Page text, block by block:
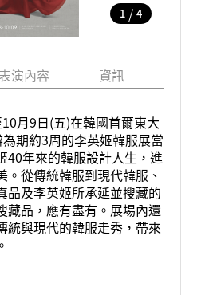
1 / 4
演內容 資訊
月9日(五)在韓國首爾東大
期約3周的李英姬韓服展當
40年來的韓服設計人生，進
從傳統韓服到現代韓服、
品及李英姬所承延並搜藏的
藏品，應有盡有。展場內還
統與現代的韓服走秀，帶來